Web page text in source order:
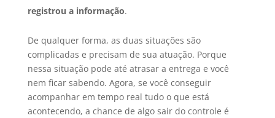
registrou a informação.
De qualquer forma, as duas situações são
complicadas e precisam de sua atuação. Porque
nessa situação pode até atrasar a entrega e você
nem ficar sabendo. Agora, se você conseguir
acompanhar em tempo real tudo o que está
acontecendo, a chance de algo sair do controle é